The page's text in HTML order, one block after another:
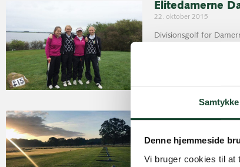
Samtykke
Denne hjemmeside
Vi bruger cookies til at
Elitedamerne
22. oktober 2015
Divisionsgolf for
Elitedamerne
Divisionsgolf for
division, havde